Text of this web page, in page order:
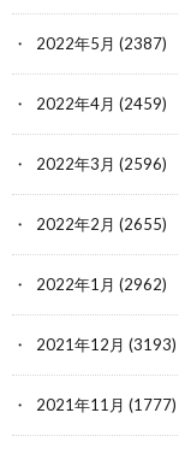
2022年5月 (2387)
2022年4月 (2459)
2022年3月 (2596)
2022年2月 (2655)
2022年1月 (2962)
2021年12月 (3193)
2021年11月 (1777)